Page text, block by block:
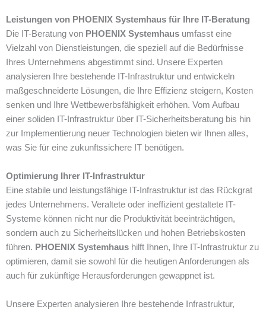
Leistungen von PHOENIX Systemhaus für Ihre IT-Beratung
Die IT-Beratung von PHOENIX Systemhaus umfasst eine
Vielzahl von Dienstleistungen, die speziell auf die Bedürfnisse
Ihres Unternehmens abgestimmt sind. Unsere Experten
analysieren Ihre bestehende IT-Infrastruktur und entwickeln
maßgeschneiderte Lösungen, die Ihre Effizienz steigern, Kosten
senken und Ihre Wettbewerbsfähigkeit erhöhen. Vom Aufbau
einer soliden IT-Infrastruktur über IT-Sicherheitsberatung bis hin
zur Implementierung neuer Technologien bieten wir Ihnen alles,
was Sie für eine zukunftssichere IT benötigen.
Optimierung Ihrer IT-Infrastruktur
Eine stabile und leistungsfähige IT-Infrastruktur ist das Rückgrat
jedes Unternehmens. Veraltete oder ineffizient gestaltete IT-
Systeme können nicht nur die Produktivität beeinträchtigen,
sondern auch zu Sicherheitslücken und hohen Betriebskosten
führen. PHOENIX Systemhaus hilft Ihnen, Ihre IT-Infrastruktur zu
optimieren, damit sie sowohl für die heutigen Anforderungen als
auch für zukünftige Herausforderungen gewappnet ist.
Unsere Experten analysieren Ihre bestehende Infrastruktur,